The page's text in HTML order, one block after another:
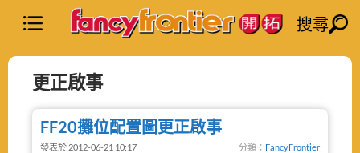
搜尋
更正啟事
FF20攤位配置圖更正啟事
發表於 2012-06-21 10:17 分類： FancyFrontier